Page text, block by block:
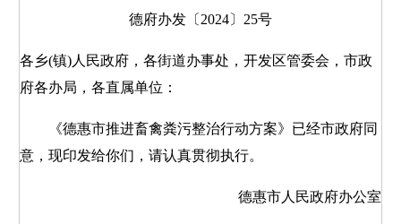
德府办发〔2024〕25号
各乡(镇)人民政府，各街道办事处，开发区管委会，市政
府各办局，各直属单位：
《德惠市推进畜禽粪污整治行动方案》已经市政府同
意，现印发给你们，请认真贯彻执行。
德惠市人民政府办公室